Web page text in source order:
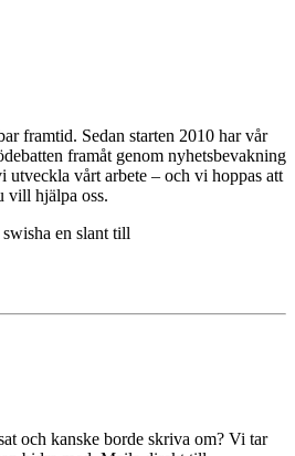
framtid. Sedan starten 2010 har vår
framåt genom nyhetsbevakning
vårt arbete – och vi hoppas att
vill hjälpa oss.
en slant till
och kanske borde skriva om? Vi tar